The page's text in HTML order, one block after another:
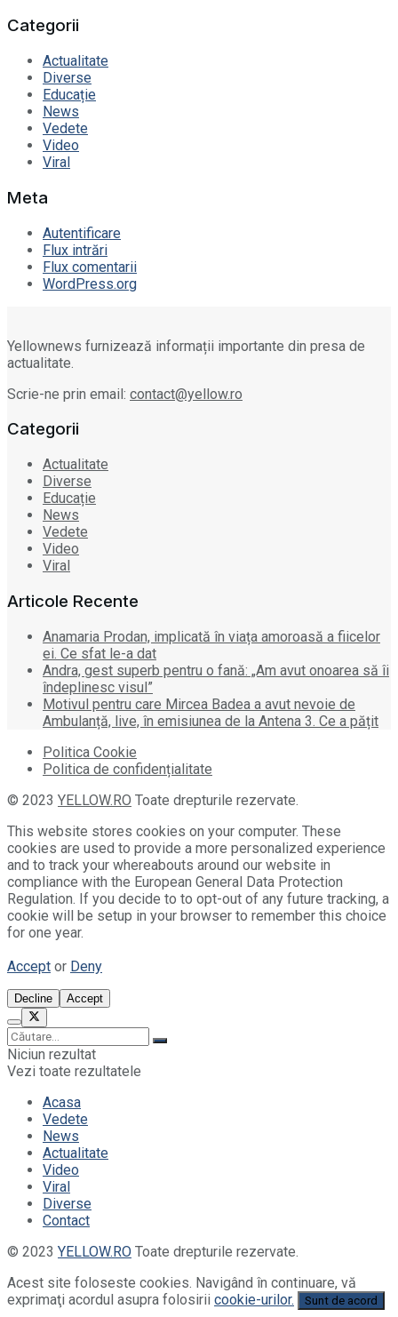
Categorii
Actualitate
Diverse
Educație
News
Vedete
Video
Viral
Meta
Autentificare
Flux intrări
Flux comentarii
WordPress.org
Yellownews furnizează informații importante din presa de
actualitate.
Scrie-ne prin email: contact@yellow.ro
Categorii
Actualitate
Diverse
Educație
News
Vedete
Video
Viral
Articole Recente
Anamaria Prodan, implicată în viața amoroasă a fiicelor
ei. Ce sfat le-a dat
Andra, gest superb pentru o fană: „Am avut onoarea să îi
îndeplinesc visul”
Motivul pentru care Mircea Badea a avut nevoie de
Ambulanță, live, în emisiunea de la Antena 3. Ce a pățit
Politica Cookie
Politica de confidențialitate
© 2023 YELLOW.RO Toate drepturile rezervate.
This website stores cookies on your computer. These
cookies are used to provide a more personalized experience
and to track your whereabouts around our website in
compliance with the European General Data Protection
Regulation. If you decide to to opt-out of any future tracking, a
cookie will be setup in your browser to remember this choice
for one year.
Accept or Deny
Decline Accept
Niciun rezultat
Vezi toate rezultatele
Acasa
Vedete
News
Actualitate
Video
Viral
Diverse
Contact
© 2023 YELLOW.RO Toate drepturile rezervate.
Acest site foloseste cookies. Navigând în continuare, vă
exprimaţi acordul asupra folosirii cookie-urilor. Sunt de acord